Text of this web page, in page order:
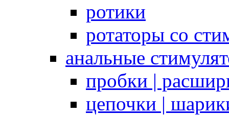
ротики
ротаторы со
анальные
пробки |
цепочки |